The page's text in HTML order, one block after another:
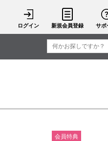
ログイン 新規会員登録 サポ
会員特典